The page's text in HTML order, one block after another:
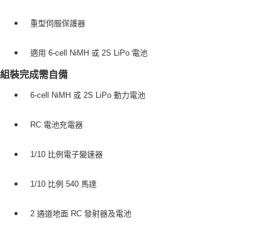
重型伺服保護器
適用 6-cell NiMH 或 2S LiPo 電池
組裝完成需自備
6-cell NiMH 或 2S LiPo 動力電池
RC 電池充電器
1/10 比例電子變速器
1/10 比例 540 馬達
2 通道地面 RC 發射器及電池